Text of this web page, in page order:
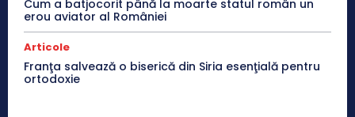
Cum a batjocorit până la moarte statul român un
erou aviator al României
Articole
Franţa salvează o biserică din Siria esenţială pentru
ortodoxie